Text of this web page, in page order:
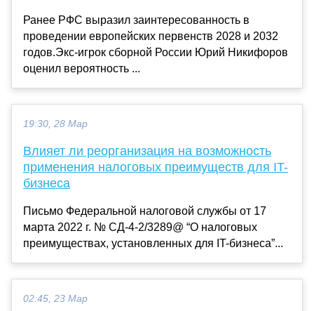
Ранее РФС выразил заинтересованность в
проведении европейских первенств 2028 и 2032
годов.Экс-игрок сборной России Юрий Никифоров
оценил вероятность ...
19:30, 28 Мар
Влияет ли реорганизация на возможность
применения налоговых преимуществ для IT-
бизнеса
Письмо Федеральной налоговой службы от 17
марта 2022 г. № СД-4-2/3289@ “О налоговых
преимуществах, установленных для IT-бизнеса”...
02:45, 23 Мар